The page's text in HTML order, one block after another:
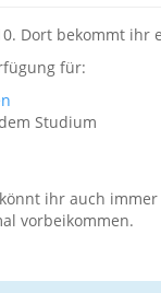
Dort bekommt ihr
für:
Studium
ihr auch
vorbeikommen.